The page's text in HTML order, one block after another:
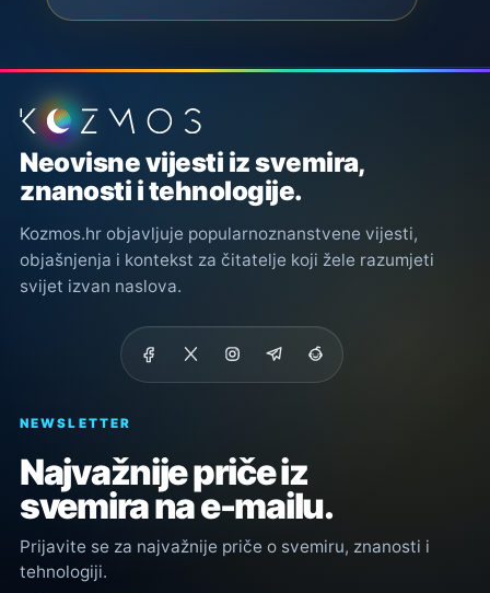
Podnožje stranice
Neovisne vijesti iz svemira,
znanosti i tehnologije.
Kozmos.hr objavljuje popularnoznanstvene vijesti,
objašnjenja i kontekst za čitatelje koji žele razumjeti
svijet izvan naslova.
NEWSLETTER
Najvažnije priče iz
svemira na e-mailu.
Prijavite se za najvažnije priče o svemiru, znanosti i
tehnologiji.